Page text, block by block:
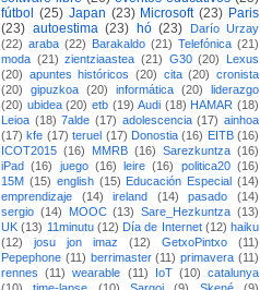
fútbol (25) Japan (23) Microsoft (23) Paris
(23) autoestima (23) hó (23)
Darío Urzay
(22) araba (22) Barakaldo (21) Telefónica (21)
moda (21) zientziaastea (21) G30 (20)
Lexus
(20) apuntes históricos (20) cita (20) cronista
(20)
gipuzkoa (20) informática (20)
liderazgo
(20) ubidea (20) etb (19) Audi (18) HAMAR (18)
Leioa (18) 7alde (17) adolescencia (17) ainhoa
(17) kfe (17) teruel (17) Donostia (16) EITB (16)
ICOT2015 (16) MMRB (16) Sarezkuntza (16)
iPad (16) juego (16) leire (16) politica20 (16)
15M (15) english (15) Educación Especial (14)
emprendizaje
(14) ireland (14) pasado
(14)
sergio (14) MOOC (13) Sare_Hezkuntza (13)
UK (13) 11minutu (12) Día de Internet (12) haiku
(12)
josu jon imaz (12) GetxoPintxo
(11)
Pepephone (11) berrimaster (11) primavera (11)
rennes (11) wearable (11) IoT (10) catalunya